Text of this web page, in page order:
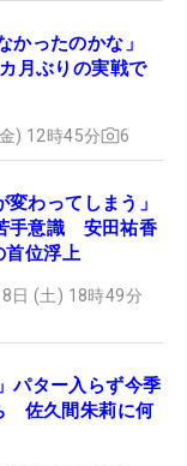
かったのかな」
月ぶりの実戦で
) 12時45分 6
変わってしまう」
手意識 安田祐香
首位浮上
日 (土) 18時49分
パター入らず今季
佐久間朱莉に何